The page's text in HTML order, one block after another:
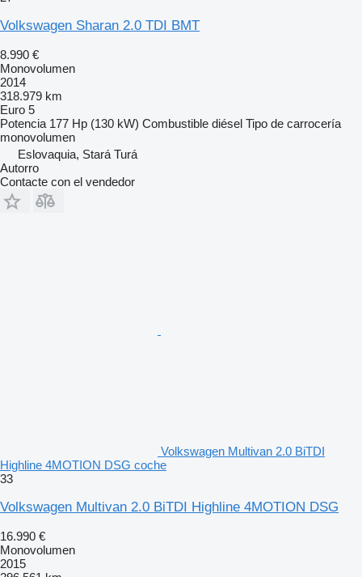
Volkswagen Sharan 2.0 TDI BMT
8.990 €
Monovolumen
2014
318.979 km
Euro 5
Potencia 177 Hp (130 kW) Combustible diésel Tipo de carrocería
monovolumen
Eslovaquia, Stará Turá
Autorro
Contacte con el vendedor
Volkswagen Multivan 2.0 BiTDI
Highline 4MOTION DSG coche
33
Volkswagen Multivan 2.0 BiTDI Highline 4MOTION DSG
16.990 €
Monovolumen
2015